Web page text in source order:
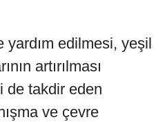
yardım edilmesi, yeşil
artırılması
de takdir eden
ve çevre